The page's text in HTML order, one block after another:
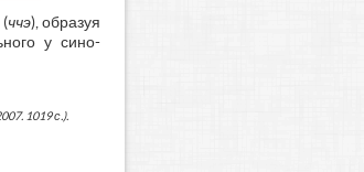
ччэ), образуя
у сино-
1019 с.).